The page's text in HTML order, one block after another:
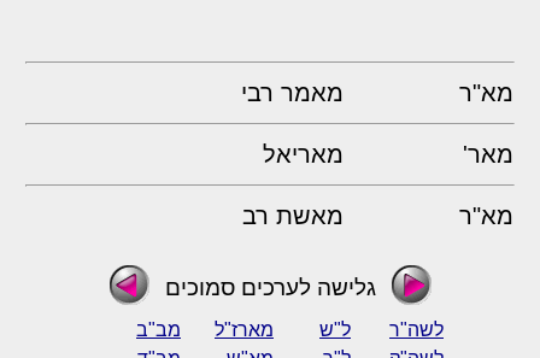
מא"ר מאמר רבי
מאר' מאריאל
מא"ר מאשת רב
גלישה לערכים סמוכים
לשה"ר ל"ש מארז"ל
מב"ב